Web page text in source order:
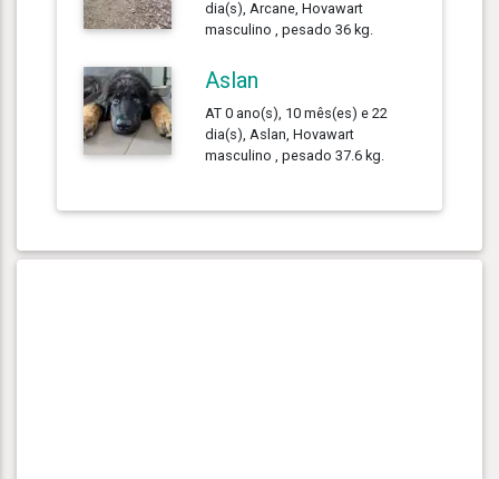
dia(s), Arcane, Hovawart
masculino , pesado 36 kg.
Aslan
AT 0 ano(s), 10 mês(es) e 22
dia(s), Aslan, Hovawart
masculino , pesado 37.6 kg.